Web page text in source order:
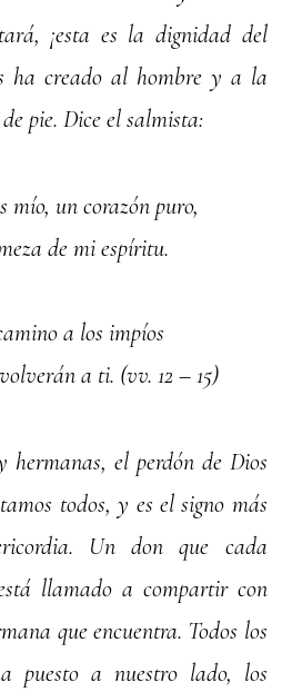
¡esta es la dignidad del
ha creado al hombre y a la
pie. Dice el salmista:
mío, un corazón puro,
de mi espíritu.
a los impíos
a ti. (vv. 12 – 15)
hermanas, el perdón de Dios
todos, y es el signo más
Un don que cada
llamado a compartir con
que encuentra. Todos los
puesto a nuestro lado, los